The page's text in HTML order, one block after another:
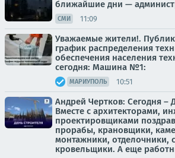
ближайшие дни —
СМИ 11:09
Уважаемые жители!.
график распределения
обеспечения населения
сегодня: Машина №1:
МАРИУПОЛЬ 10:51
Андрей Чертков: Сегодня –
Вместе с архитекторами,
проектировщиками
прорабы, крановщики,
монтажники, отделочники,
кровельщики. А еще